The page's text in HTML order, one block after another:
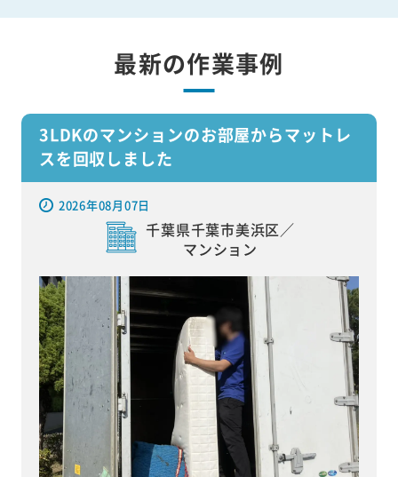
最新の作業事例
3LDKのマンションのお部屋からマットレ
スを回収しました
2026年08月07日
千葉県千葉市美浜区／
マンション